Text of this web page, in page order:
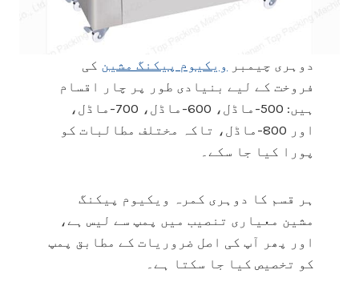
دوہری چیمبر ویکیوم پیکنگ مشین کی
فروخت کے لیے بنیادی طور پر چار اقسام
ہیں: 500-ماڈل، 600-ماڈل، 700-ماڈل،
اور 800-ماڈل، تاکہ مختلف مطالبات کو
پورا کیا جا سکے۔
ہر قسم کا دوہری کمرہ ویکیوم پیکنگ
مشین معیاری تنصیب میں پمپ سے لیس ہے،
اور پھر آپ کی اصل ضروریات کے مطابق پمپ
کو تخصیص کیا جا سکتا ہے۔